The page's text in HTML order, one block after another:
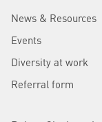
News & Resources
Events
Diversity at work
Referral form